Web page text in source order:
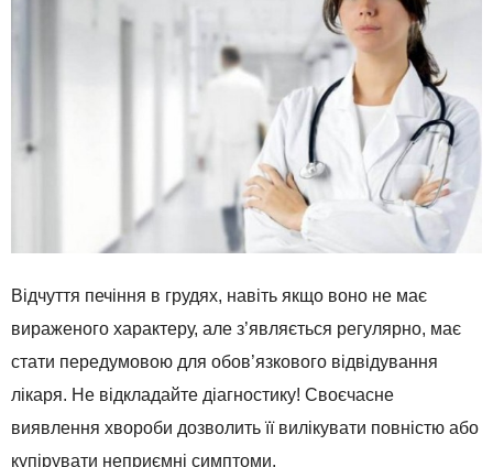
Відчуття печіння в грудях, навіть якщо воно не має
вираженого характеру, але з’являється регулярно, має
стати передумовою для обов’язкового відвідування
лікаря. Не відкладайте діагностику! Своєчасне
виявлення хвороби дозволить її вилікувати повністю або
купірувати неприємні симптоми.